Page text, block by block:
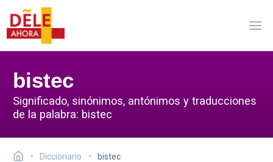
bistec
Significado, sinónimos, antónimos y traducciones
de la palabra: bistec
Diccionario bistec